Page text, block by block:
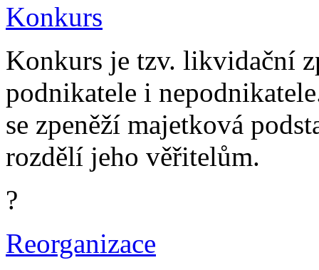
Konkurs
Konkurs je tzv. likvidační
podnikatele i
se zpeněží majetková
rozdělí jeho věřitelům.
?
Reorganizace